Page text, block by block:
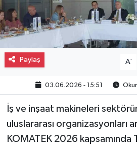
Paylaş A-
03.06.2026 - 15:51
İş ve inşaat makineleri
uluslararası organizasyonları
KOMATEK 2026 kapsamında